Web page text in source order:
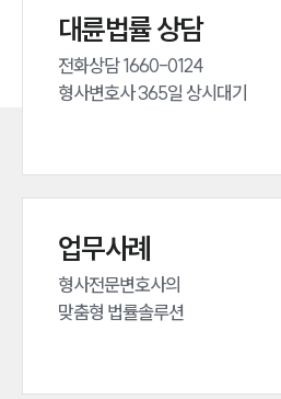
대륜법률 상담
전화상담 1660-0124
형사변호사 365일 상시대기
업무사례
형사전문변호사의
맞춤형 법률솔루션